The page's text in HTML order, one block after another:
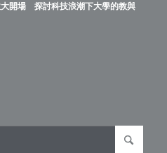
開場 探討科技浪潮下大學的教與